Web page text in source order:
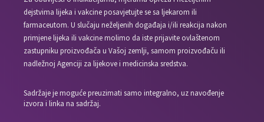
dejstvima lijeka i vakcine posavjetujte se sa ljekarom ili
farmaceutom. U slučaju neželjenih događaja i/ili reakcija nakon
primjene lijeka ili vakcine molimo da iste prijavite ovlaštenom
zastupniku proizvođača u Vašoj zemlji, samom proizvođaču ili
nadležnoj Agenciji za lijekove i medicinska sredstva.
Sadržaje je moguće preuzimati samo integralno, uz navođenje
izvora i linka na sadržaj.